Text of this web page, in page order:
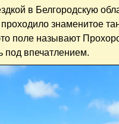
в Белгородскую
проходило знаменитое
поле называют
под впечатлением.